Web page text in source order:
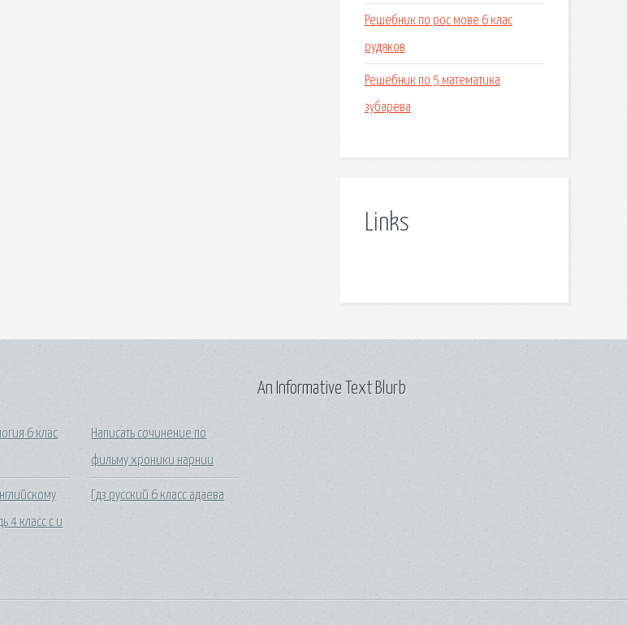
Решебник по рос мове 6 клас
рудяков
Решебник по 5 математика
зубарева
Links
6 клас
4 класс с и
Написать сочинение по
фильму хроники нарнии
Гдз русский 6 класс адаева
An Informative Text Blurb